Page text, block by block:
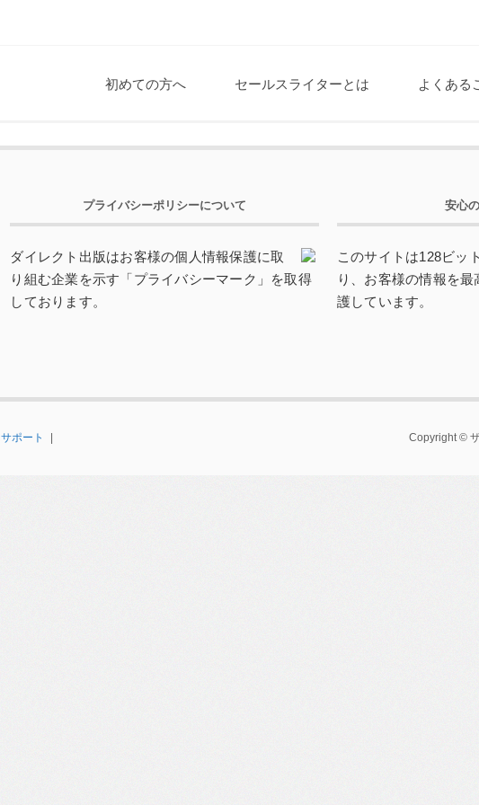
初めての方へ セールスライターとは よくある
プライバシーポリシーについて
ダイレクト出版はお客様の個人情報保護に取
り組む企業を示す「プライバシーマーク」を取得
しております。
安心
このサイトは128ビッ
り、お客様の情報を
護しています。
サポート Copyright ©